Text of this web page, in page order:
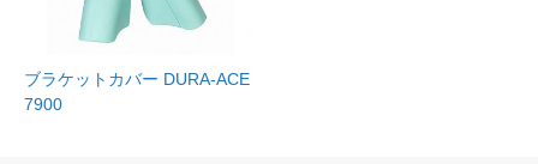
ブラケットカバー DURA-ACE
7900